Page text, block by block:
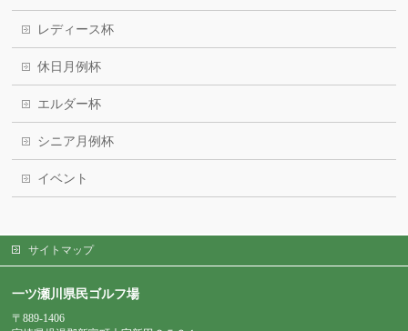
レディース杯
休日月例杯
エルダー杯
シニア月例杯
イベント
サイトマップ
一ツ瀬川県民ゴルフ場
〒889-1406